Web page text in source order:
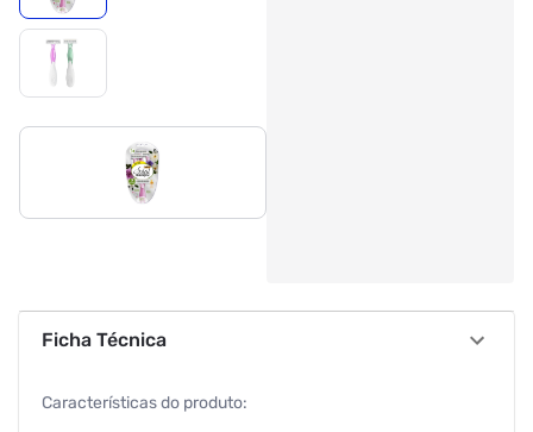
Ficha Técnica
Características do produto: